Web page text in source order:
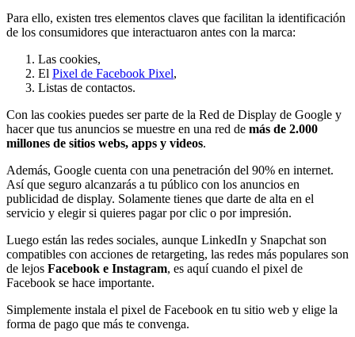
Para ello, existen tres elementos claves que facilitan la identificación
de los consumidores que interactuaron antes con la marca:
Las cookies,
El Pixel de Facebook Pixel,
Listas de contactos.
Con las cookies puedes ser parte de la Red de Display de Google y
hacer que tus anuncios se muestre en una red de más de 2.000
millones de sitios webs, apps y videos.
Además, Google cuenta con una penetración del 90% en internet.
Así que seguro alcanzarás a tu público con los anuncios en
publicidad de display. Solamente tienes que darte de alta en el
servicio y elegir si quieres pagar por clic o por impresión.
Luego están las redes sociales, aunque LinkedIn y Snapchat son
compatibles con acciones de retargeting, las redes más populares son
de lejos Facebook e Instagram, es aquí cuando el pixel de
Facebook se hace importante.
Simplemente instala el pixel de Facebook en tu sitio web y elige la
forma de pago que más te convenga.